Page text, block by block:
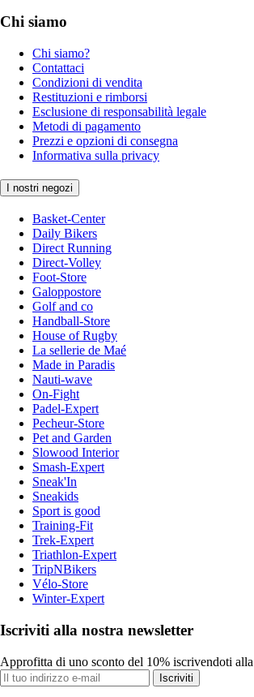
Chi siamo
Chi siamo?
Contattaci
Condizioni di vendita
Restituzioni e rimborsi
Esclusione di responsabilità legale
Metodi di pagamento
Prezzi e opzioni di consegna
Informativa sulla privacy
I nostri negozi
Basket-Center
Daily Bikers
Direct Running
Direct-Volley
Foot-Store
Galoppostore
Golf and co
Handball-Store
House of Rugby
La sellerie de Maé
Made in Paradis
Nauti-wave
On-Fight
Padel-Expert
Pecheur-Store
Pet and Garden
Slowood Interior
Smash-Expert
Sneak'In
Sneakids
Sport is good
Training-Fit
Trek-Expert
Triathlon-Expert
TripNBikers
Vélo-Store
Winter-Expert
Iscriviti alla nostra newsletter
Approfitta di uno sconto del 10% iscrivendoti
Iscriviti